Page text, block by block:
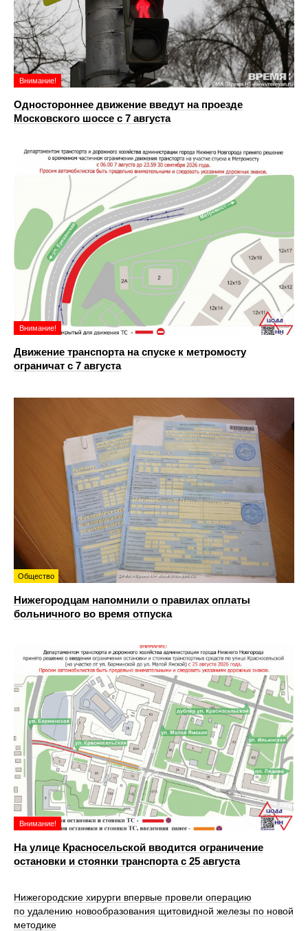
Внимание!
Одностороннее движение введут на проезде
Московского шоссе с 7 августа
Внимание!
Движение транспорта на спуске к метромосту
ограничат с 7 августа
Общество
Нижегородцам напомнили о правилах оплаты
больничного во время отпуска
Внимание!
На улице Красносельской вводится ограничение
остановки и стоянки транспорта с 25 августа
Нижегородские хирурги впервые провели операцию
по удалению новообразования щитовидной железы по новой
методике